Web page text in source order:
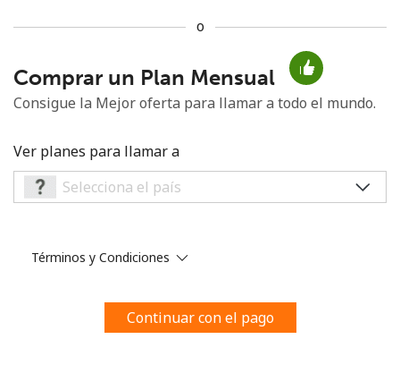
No se ha creado una contraseña
Mínimo 8 caracteres
Una letra mayúscula y una minúscula
Un número
Al abrir una cuenta en este sitio web, estoy de acuerdo con
o
Comprar un Plan Mensual
Consigue la Mejor oferta para llamar a todo el mundo.
Ver planes para llamar a
Términos y Condiciones
Continuar con el pago